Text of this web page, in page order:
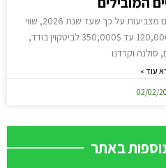
מה שחשוב לדעת תחזיות המומחים מצביעות על כך שעד שנת 2026, שווי
הביטקוין עשוי להגיע לטווח של 120,000$ עד 350,000$ לביטקוין בודד,
סולנה וקרדנו
עוד »
02/02/
באתר